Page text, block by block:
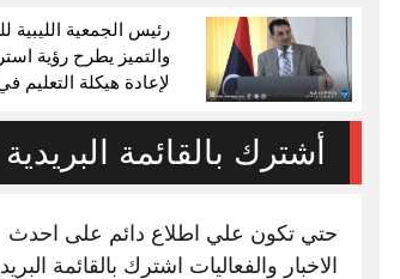
رئيس الجمعية الليبية
والتميز يطرح رؤية
لإعادة هيكلة التعليم في
أشترك بالقائمة البريدية
حتي تكون علي اطلاع دائم على احدث
الاخبار والفعاليات اشترك بالقائمة